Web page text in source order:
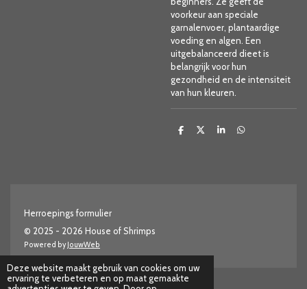
Deze website maakt gebruik van cookies om uw
ervaring te verbeteren en op maat gemaakte
voorkeur aan speciale
garnalenvoer, plantaardige
voeding en algen. Een
uitgebalanceerd dieet is
belangrijk voor hun
gezondheid en de intensiteit
van hun kleuren.
D
D
S
D
Herroepings formulier
© 2025 - 2026 House of Shrimps
Powered by JouwWeb